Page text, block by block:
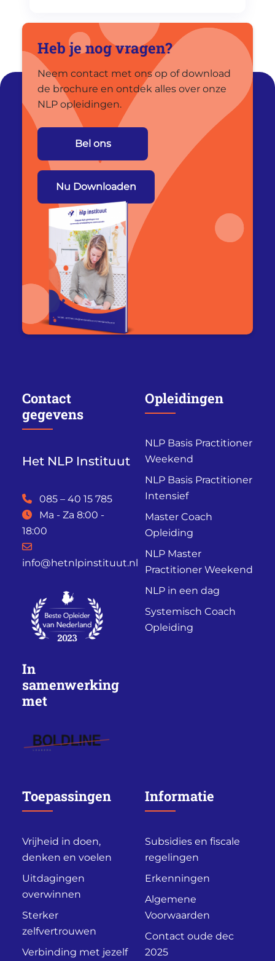
Heb je nog vragen?
Neem contact met ons op of download
de brochure en ontdek alles over onze
NLP opleidingen.
Bel ons
Nu Downloaden
Contact
gegevens
Het NLP Instituut
085 – 40 15 785
Ma - Za 8:00 -
18:00
info@hetnlpinstituut.nl
In
samenwerking
met
Opleidingen
NLP Basis Practitioner
Weekend
NLP Basis Practitioner
Intensief
Master Coach
Opleiding
NLP Master
Practitioner Weekend
NLP in een dag
Systemisch Coach
Opleiding
Toepassingen
Vrijheid in doen,
denken en voelen
Uitdagingen
overwinnen
Sterker
zelfvertrouwen
Verbinding met jezelf
Informatie
Subsidies en fiscale
regelingen
Erkenningen
Algemene
Voorwaarden
Contact oude dec
2025